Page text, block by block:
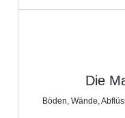
Die
Böden, Wände,